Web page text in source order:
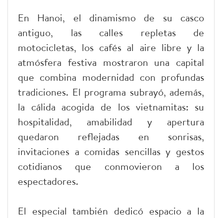
En Hanoi, el dinamismo de su casco
antiguo, las calles repletas de
motocicletas, los cafés al aire libre y la
atmósfera festiva mostraron una capital
que combina modernidad con profundas
tradiciones. El programa subrayó, además,
la cálida acogida de los vietnamitas: su
hospitalidad, amabilidad y apertura
quedaron reflejadas en sonrisas,
invitaciones a comidas sencillas y gestos
cotidianos que conmovieron a los
espectadores.
El especial también dedicó espacio a la